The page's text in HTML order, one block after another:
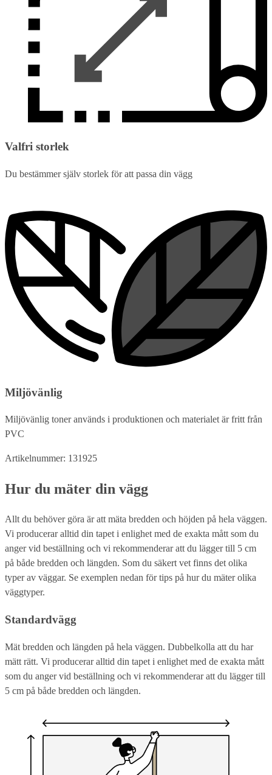
Valfri storlek
Du bestämmer själv storlek för att passa din vägg
Miljövänlig
Miljövänlig toner används i produktionen och materialet är fritt från
PVC
Artikelnummer: 131925
Hur du mäter din vägg
Allt du behöver göra är att mäta bredden och höjden på hela väggen.
Vi producerar alltid din tapet i enlighet med de exakta mått som du
anger vid beställning och vi rekommenderar att du lägger till 5 cm
på både bredden och längden. Som du säkert vet finns det olika
typer av väggar. Se exemplen nedan för tips på hur du mäter olika
väggtyper.
Standardvägg
Mät bredden och längden på hela väggen. Dubbelkolla att du har
mätt rätt. Vi producerar alltid din tapet i enlighet med de exakta mått
som du anger vid beställning och vi rekommenderar att du lägger till
5 cm på både bredden och längden.